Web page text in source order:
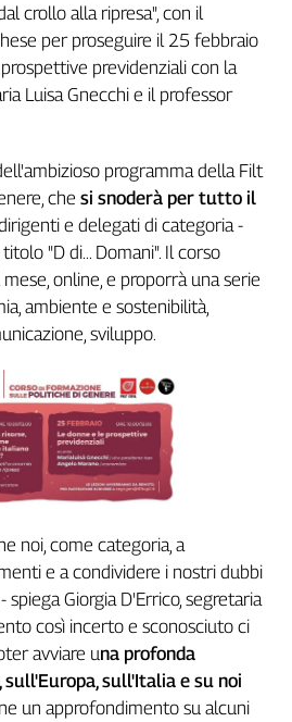
crollo alla ripresa", con il
per proseguire il 25 febbraio
previdenziali con la
Luisa Gnecchi e il professor
programma della Filt
che si snoderà per tutto il
e delegati di categoria -
"D di... Domani". Il corso
online, e proporrà una serie
ambiente e sostenibilità,
sviluppo.
noi, come categoria, a
e a condividere i nostri dubbi
Giorgia D'Errico, segretaria
così incerto e sconosciuto ci
avviare una profonda
sull'Italia e su noi
un approfondimento su alcuni